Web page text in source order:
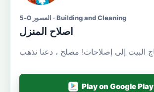
العصور 0-5 · Building and Cleaning
اصلاح المنزل
Play on Google Play